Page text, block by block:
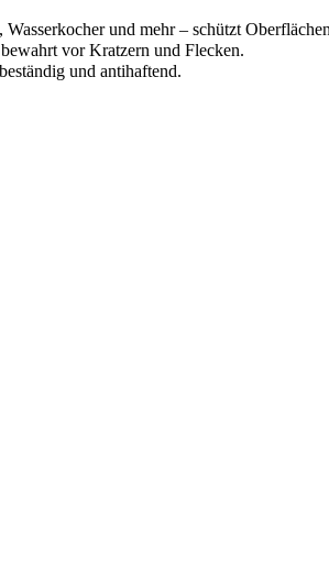
und mehr – schützt
vor Kratzern und Flecken.
und antihaftend.